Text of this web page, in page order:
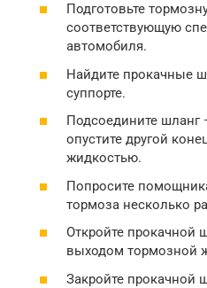
Подготовьте
соответствующую
автомобиля.
Найдите прокачные
суппорте.
Подсоедините шланг
опустите другой
жидкостью.
Попросите
тормоза несколько
Откройте прокачной
выходом тормозной
Закройте прокачной